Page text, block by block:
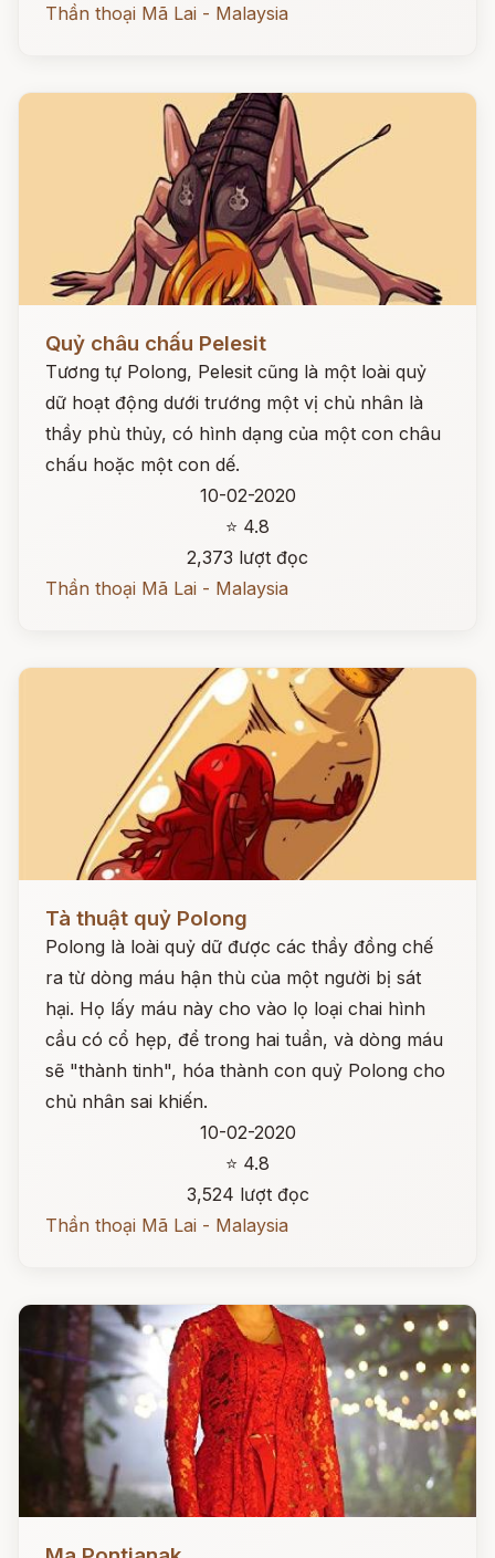
Thần thoại Mã Lai - Malaysia
Quỷ châu chấu Pelesit
Tương tự Polong, Pelesit cũng là một loài quỷ
dữ hoạt động dưới trướng một vị chủ nhân là
thầy phù thủy, có hình dạng của một con châu
chấu hoặc một con dế.
10-02-2020
⭐ 4.8
2,373 lượt đọc
Thần thoại Mã Lai - Malaysia
Tà thuật quỷ Polong
Polong là loài quỷ dữ được các thầy đồng chế
ra từ dòng máu hận thù của một người bị sát
hại. Họ lấy máu này cho vào lọ loại chai hình
cầu có cổ hẹp, để trong hai tuần, và dòng máu
sẽ "thành tinh", hóa thành con quỷ Polong cho
chủ nhân sai khiến.
10-02-2020
⭐ 4.8
3,524 lượt đọc
Thần thoại Mã Lai - Malaysia